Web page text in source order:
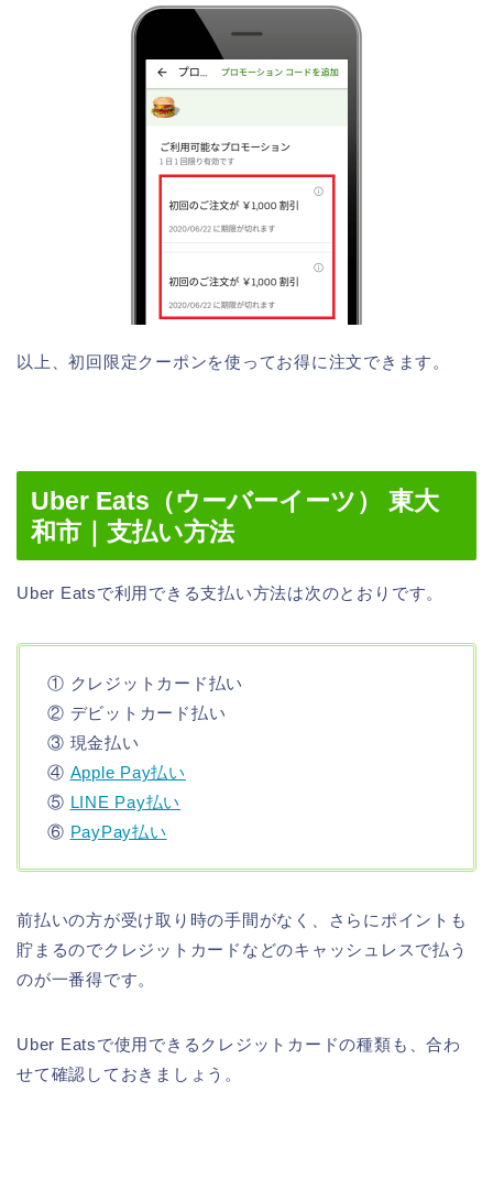
以上、初回限定クーポンを使ってお得に注文できます。
Uber Eats（ウーバーイーツ） 東大
和市｜支払い方法
Uber Eatsで利用できる支払い方法は次のとおりです。
① クレジットカード払い
② デビットカード払い
③ 現金払い
④ Apple Pay払い
⑤ LINE Pay払い
⑥ PayPay払い
前払いの方が受け取り時の手間がなく、さらにポイントも
貯まるのでクレジットカードなどのキャッシュレスで払う
のが一番得です。
Uber Eatsで使用できるクレジットカードの種類も、合わ
せて確認しておきましょう。